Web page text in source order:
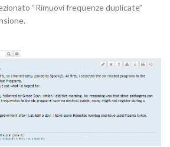
“Rimuovi frequenze duplicate”